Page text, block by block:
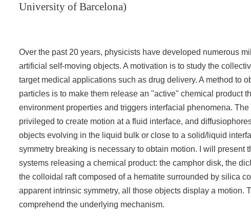
University of Barcelona)
Over the past 20 years, physicists have developed numerous
artificial self-moving objects. A motivation is to study the
target medical applications such as drug delivery. A method to
particles is to make them release an "active" chemical product
environment properties and triggers interfacial phenomena.
privileged to create motion at a fluid interface, and
objects evolving in the liquid bulk or close to a solid/liquid
symmetry breaking is necessary to obtain motion. I will present
systems releasing a chemical product: the camphor disk, the
the colloidal raft composed of a hematite surrounded by silica
apparent intrinsic symmetry, all those objects display a motion.
comprehend the underlying mechanism.